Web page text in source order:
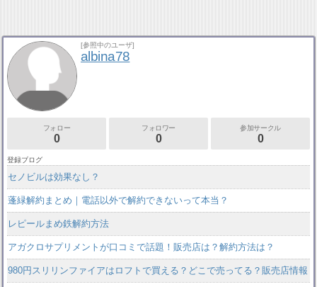
[参照中のユーザ]
albina78
フォロー
0
フォロワー
0
参加サークル
0
登録ブログ
セノビルは効果なし？
蓬緑解約まとめ｜電話以外で解約できないって本当？
レピールまめ鉄解約方法
アガクロサプリメントが口コミで話題！販売店は？解約方法は？
980円スリリンファイアはロフトで買える？どこで売ってる？販売店情報